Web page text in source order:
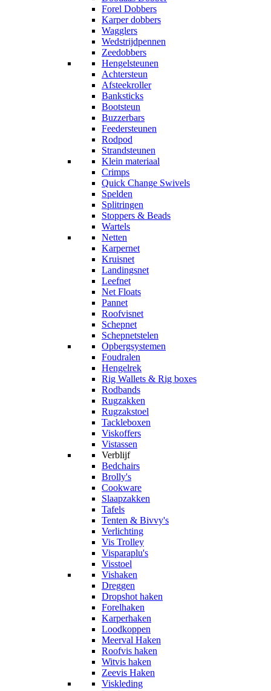
Forel Dobbers
Karper dobbers
Wagglers
Wedstrijdpennen
Zeedobbers
Hengelsteunen
Achtersteun
Afsteekroller
Banksticks
Bootsteun
Buzzerbars
Feedersteunen
Rodpod
Strandsteunen
Klein materiaal
Crimps
Quick Change Swivels
Spelden
Splitringen
Stoppers & Beads
Wartels
Netten
Karpernet
Kruisnet
Landingsnet
Leefnet
Net Floats
Pannet
Roofvisnet
Schepnet
Schepnetstelen
Opbergsystemen
Foudralen
Hengelrek
Rig Wallets & Rig boxes
Rodbands
Rugzakken
Rugzakstoel
Tackleboxen
Viskoffers
Vistassen
Verblijf
Bedchairs
Brolly's
Cookware
Slaapzakken
Tafels
Tenten & Bivvy's
Verlichting
Vis Trolley
Visparaplu's
Visstoel
Vishaken
Dreggen
Dropshot haken
Forelhaken
Karperhaken
Loodkoppen
Meerval Haken
Roofvis haken
Witvis haken
Zeevis Haken
Viskleding